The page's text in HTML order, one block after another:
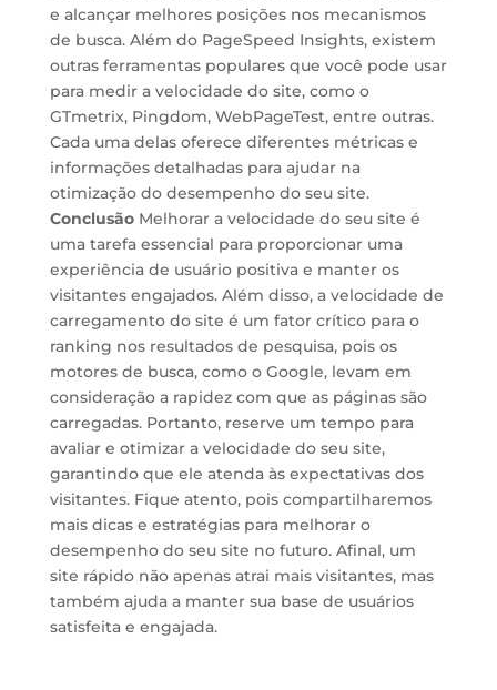
e alcançar melhores posições nos mecanismos
de busca. Além do PageSpeed Insights, existem
outras ferramentas populares que você pode usar
para medir a velocidade do site, como o
GTmetrix, Pingdom, WebPageTest, entre outras.
Cada uma delas oferece diferentes métricas e
informações detalhadas para ajudar na
otimização do desempenho do seu site.
ConclusãoMelhorar a velocidade do seu site é
uma tarefa essencial para proporcionar uma
experiência de usuário positiva e manter os
visitantes engajados. Além disso, a velocidade de
carregamento do site é um fator crítico para o
ranking nos resultados de pesquisa, pois os
motores de busca, como o Google, levam em
consideração a rapidez com que as páginas são
carregadas. Portanto, reserve um tempo para
avaliar e otimizar a velocidade do seu site,
garantindo que ele atenda às expectativas dos
visitantes. Fique atento, pois compartilharemos
mais dicas e estratégias para melhorar o
desempenho do seu site no futuro. Afinal, um
site rápido não apenas atrai mais visitantes, mas
também ajuda a manter sua base de usuários
satisfeita e engajada.